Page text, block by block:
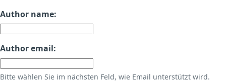
Author name:
Author email:
Bitte wählen Sie im nächsten Feld, wie Email unterstützt wird.